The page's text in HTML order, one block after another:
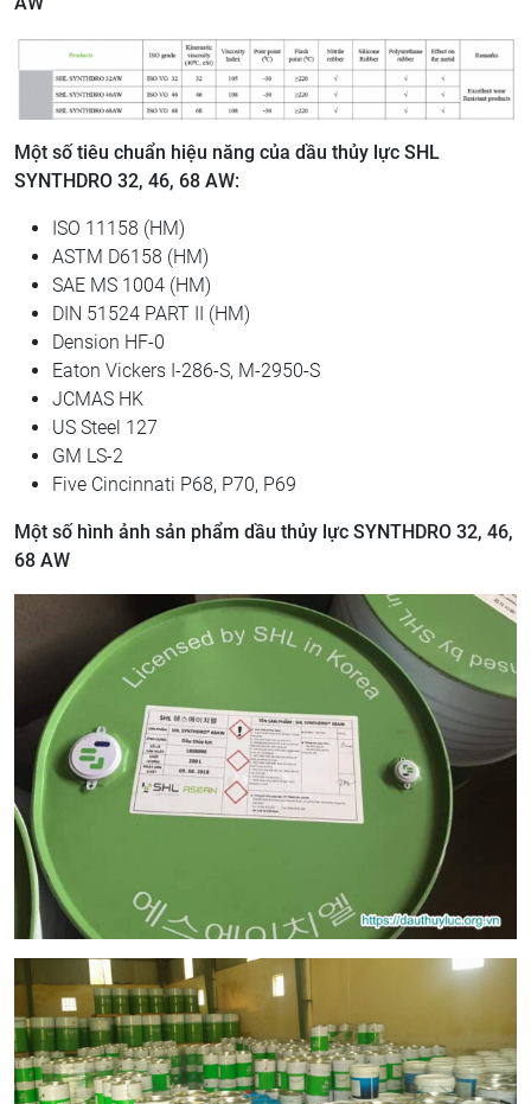
Một số tiêu chuẩn hiệu năng của dầu thủy lực SHL
SYNTHDRO 32, 46, 68 AW:
​ISO 11158 (HM)​​
​ASTM D6158 (HM)
​​SAE MS 1004 (HM)​​
​​DIN 51524 PART II (HM)
​​Dension HF-0
​​Eaton Vickers I-286-S, ​​​​M-2950-S​
​JCMAS HK​​
​​US Steel 127​
​GM LS-2​​
​​Five Cincinnati P68, P70, P69​​
Một số hình ảnh sản phẩm dầu thủy lực SYNTHDRO 32, 46,
68 AW